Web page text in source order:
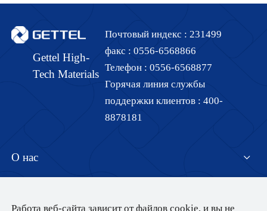
Работа веб-сайта зависит от файлов cookie, и вы не
Gettel High-
Tech Materials
Почтовый индекс : 231499
факс : 0556-6568866
Телефон : 0556-6568877
Горячая линия службы
поддержки клиентов : 400-
8878181
О нас